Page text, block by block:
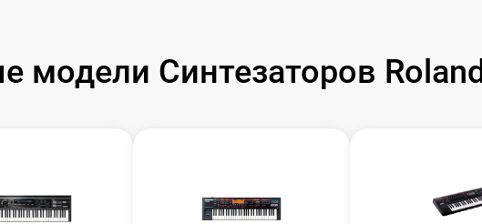
модели Синтезаторов Roland